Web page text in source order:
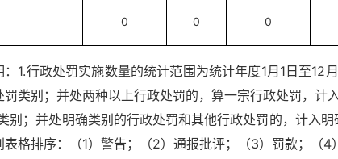
0 0 0
：1.行政处罚实施数量的统计范围为统计年度1月1日至
罚类别；并处两种以上行政处罚的，算一宗行政处罚，
别；并处明确类别的行政处罚和其他行政处罚的，计入
表格排序：（1）警告；（2）通报批评；（3）罚款；（